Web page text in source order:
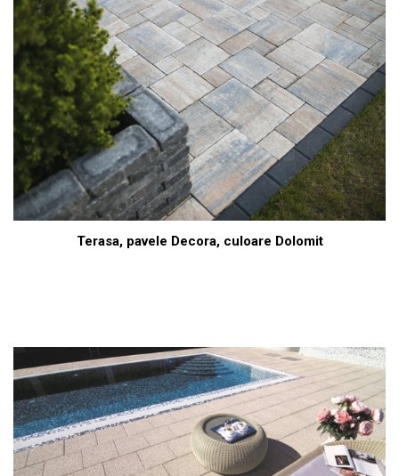
Terasa, pavele Decora, culoare Dolomit